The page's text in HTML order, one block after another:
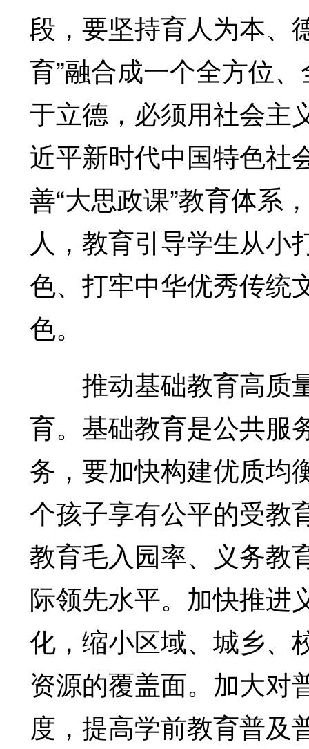
段，要坚持育人为本、
育”融合成一个全方位
于立德，必须用社会主
近平新时代中国特色社
善“大思政课”教育体系
人，教育引导学生从小
色、打牢中华优秀传统
色。
推动基础教育高质
育。基础教育是公共服
务，要加快构建优质均
个孩子享有公平的受教
教育毛入园率、义务教
际领先水平。加快推进
化，缩小区域、城乡、
资源的覆盖面。加大对
度，提高学前教育普及